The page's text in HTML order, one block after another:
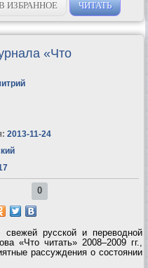
ИЗБРАННОЕ ЧИТАТЬ
«Что
2013-11-24
0
свежей русской и переводной
«Что читать» 2008–2009 гг.,
рассуждения о состоянии